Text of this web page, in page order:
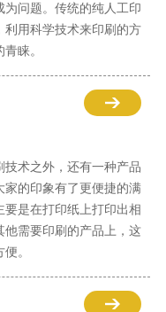
问题。传统的纯人工印
利用科学技术来印刷的方
睐。
术之外，还有一种产品
家的印象有了更便捷的满
是在打印纸上打印出相
他需要印刷的产品上，这
。